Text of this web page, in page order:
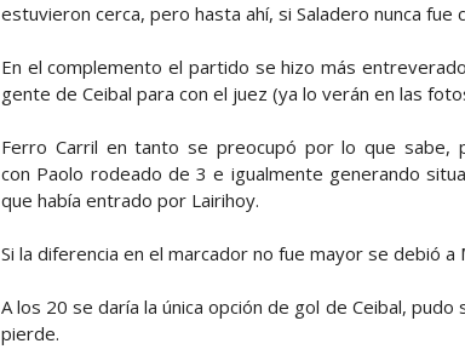
estuvieron cerca, pero hasta ahí, si Saladero nunca fue
En el complemento el partido se hizo más
gente de Ceibal para con el juez (ya lo verán en las
Ferro Carril en tanto se preocupó por lo que sabe,
con Paolo rodeado de 3 e igualmente generando
que había entrado por Lairihoy.
Si la diferencia en el marcador no fue mayor se debió
A los 20 se daría la única opción de gol de Ceibal,
pierde.